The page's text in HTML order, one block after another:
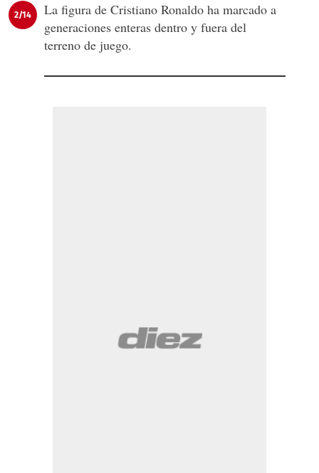
2/14
La figura de Cristiano Ronaldo ha marcado a
generaciones enteras dentro y fuera del
terreno de juego.